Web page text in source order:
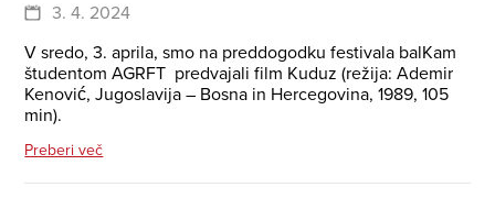
3. 4. 2024
V sredo, 3. aprila, smo na preddogodku festivala balKam
študentom AGRFT predvajali film Kuduz (režija: Ademir
Kenović, Jugoslavija – Bosna in Hercegovina, 1989, 105
min).
Preberi več